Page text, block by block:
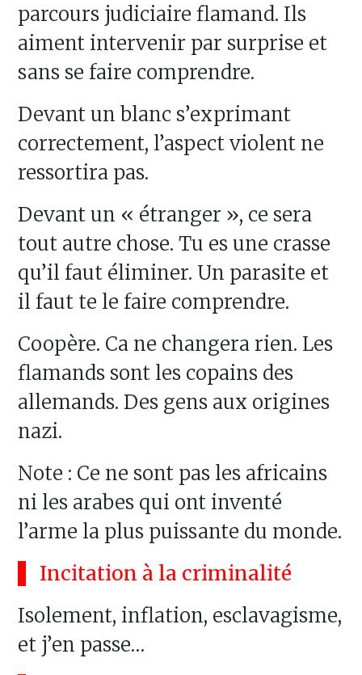
parcours judiciaire flamand. Ils
aiment intervenir par surprise et
sans se faire comprendre.
Devant un blanc s’exprimant
correctement, l’aspect violent ne
ressortira pas.
Devant un « étranger », ce sera
tout autre chose. Tu es une crasse
qu’il faut éliminer. Un parasite et
il faut te le faire comprendre.
Coopère. Ca ne changera rien. Les
flamands sont les copains des
allemands. Des gens aux origines
nazi.
Note : Ce ne sont pas les africains
ni les arabes qui ont inventé
l’arme la plus puissante du monde.
Incitation à la criminalité
Isolement, inflation, esclavagisme,
et j’en passe…